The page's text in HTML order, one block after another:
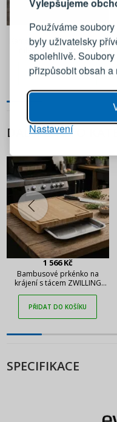
Vylepšujeme
Používáme
byly uživatelsky
spolehlivě.
přizpůsobit obsah a
Nastavení
363 Kč
Kameninová mísa / salátová
mísa EVA SOLO Nordic
Kitchen 0,4 l
PŘIDAT DO KOŠÍKU
DALŠÍ Z TÉTO
1 566 Kč
Bambusové prkénko na
krájení s tácem ZWILLING
PŘIDAT DO KOŠÍKU
SPECIFIKACE
Přihlaste
Emailová adresa